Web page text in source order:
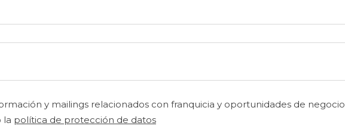
y mailings relacionados con franquicia y oportunidades de negocio
la política de protección de datos